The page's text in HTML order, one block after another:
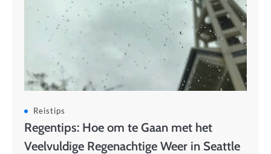
Reistips
Regentips: Hoe om te Gaan met het
Veelvuldige Regenachtige Weer in Seattle